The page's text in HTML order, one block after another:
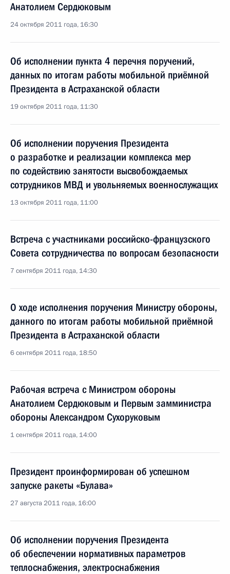
Анатолием Сердюковым
24 октября 2011 года, 16:30
Об исполнении пункта 4 перечня поручений,
данных по итогам работы мобильной приёмной
Президента в Астраханской области
19 октября 2011 года, 11:30
Об исполнении поручения Президента
о разработке и реализации комплекса мер
по содействию занятости высвобождаемых
сотрудников МВД и увольняемых военнослужащих
13 октября 2011 года, 11:00
Встреча с участниками российско-французского
Совета сотрудничества по вопросам безопасности
7 сентября 2011 года, 14:30
О ходе исполнения поручения Министру обороны,
данного по итогам работы мобильной приёмной
Президента в Астраханской области
6 сентября 2011 года, 18:50
Рабочая встреча с Министром обороны
Анатолием Сердюковым и Первым замминистра
обороны Александром Сухоруковым
1 сентября 2011 года, 14:00
Президент проинформирован об успешном
запуске ракеты «Булава»
27 августа 2011 года, 16:00
Об исполнении поручения Президента
об обеспечении нормативных параметров
теплоснабжения, электроснабжения